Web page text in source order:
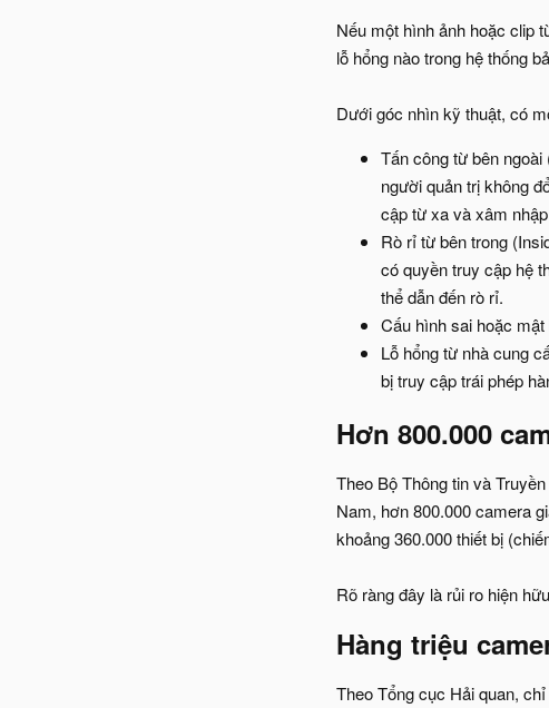
Nếu một hình ảnh hoặc clip
lỗ hổng nào trong hệ thống
Dưới góc nhìn kỹ thuật, có
Tấn công từ bên
người quản trị không
cập từ xa và xâm
Rò rỉ từ bên trong
có quyền truy cập hệ
thể dẫn đến rò rỉ.
Cấu hình sai hoặc
Lỗ hổng từ nhà cung
bị truy cập trái phép
Hơn 800.000
Theo Bộ Thông tin và
Nam, hơn 800.000 camera
khoảng 360.000 thiết bị
Rõ ràng đây là rủi ro hiện
Hàng triệu
Theo Tổng cục Hải quan,